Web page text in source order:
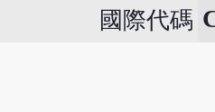
國際代碼